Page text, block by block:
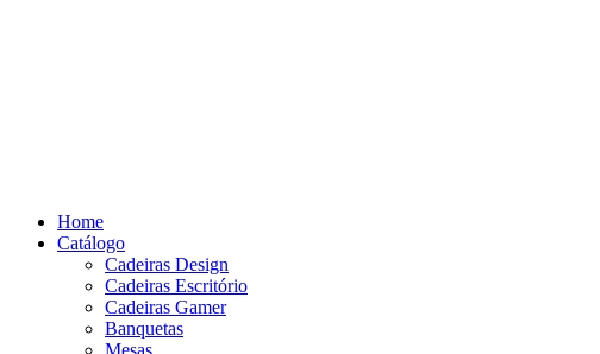
Home
Catálogo
Cadeiras Design
Cadeiras Escritório
Cadeiras Gamer
Banquetas
Mesas